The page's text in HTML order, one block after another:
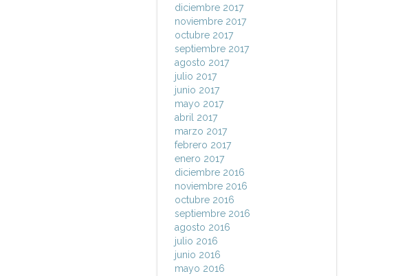
diciembre 2017
noviembre 2017
octubre 2017
septiembre 2017
agosto 2017
julio 2017
junio 2017
mayo 2017
abril 2017
marzo 2017
febrero 2017
enero 2017
diciembre 2016
noviembre 2016
octubre 2016
septiembre 2016
agosto 2016
julio 2016
junio 2016
mayo 2016